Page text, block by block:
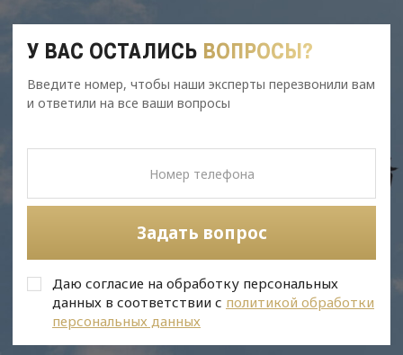
У ВАС ОСТАЛИСЬ ВОПРОСЫ?
Введите номер, чтобы наши эксперты перезвонили вам
и ответили на все ваши вопросы
Задать вопрос
Даю согласие на обработку персональных
данных в соответствии с политикой обработки
персональных данных